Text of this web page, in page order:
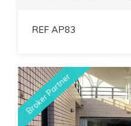
REF AP83
Broker Partner